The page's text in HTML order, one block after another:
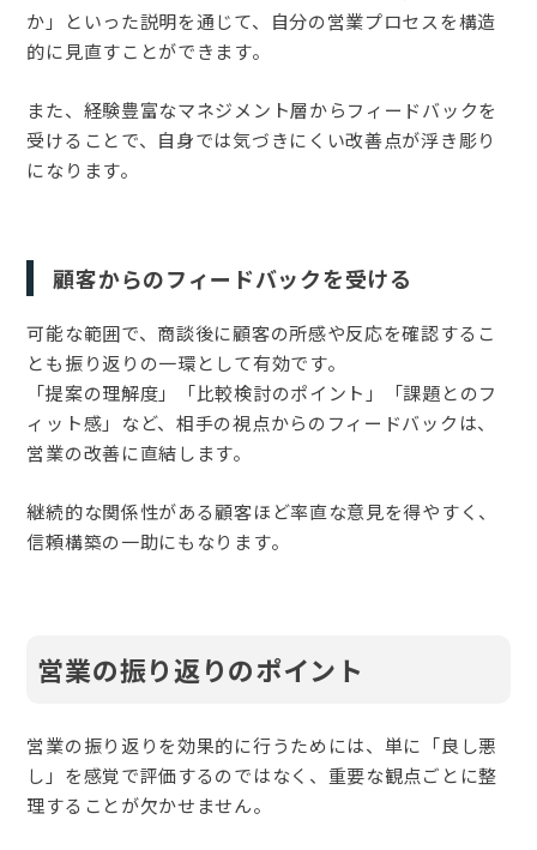
か」といった説明を通じて、自分の営業プロセスを構造
的に見直すことができます。
また、経験豊富なマネジメント層からフィードバックを
受けることで、自身では気づきにくい改善点が浮き彫り
になります。
顧客からのフィードバックを受ける
可能な範囲で、商談後に顧客の所感や反応を確認するこ
とも振り返りの一環として有効です。
「提案の理解度」「比較検討のポイント」「課題とのフ
ィット感」など、相手の視点からのフィードバックは、
営業の改善に直結します。
継続的な関係性がある顧客ほど率直な意見を得やすく、
信頼構築の一助にもなります。
営業の振り返りのポイント
営業の振り返りを効果的に行うためには、単に「良し悪
し」を感覚で評価するのではなく、重要な観点ごとに整
理することが欠かせません。